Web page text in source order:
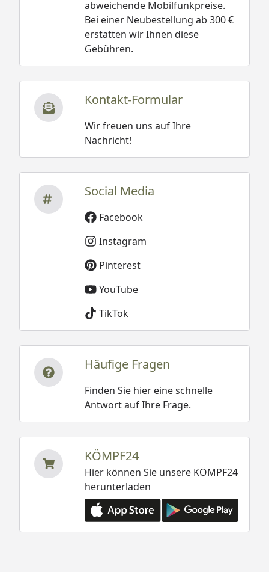
abweichende Mobilfunkpreise.
Bei einer Neubestellung ab 300 €
erstatten wir Ihnen diese
Gebühren.
Kontakt-Formular
Wir freuen uns auf Ihre
Nachricht!
Social Media
Facebook
Instagram
Pinterest
YouTube
TikTok
Häufige Fragen
Finden Sie hier eine schnelle
Antwort auf Ihre Frage.
KÖMPF24
Hier können Sie unsere KÖMPF24
herunterladen